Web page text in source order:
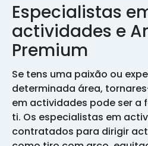
Especialistas
actividades e
Premium
Se tens uma paixão ou
determinada área,
em actividades pode ser a
ti. Os especialistas em
contratados para dirigir